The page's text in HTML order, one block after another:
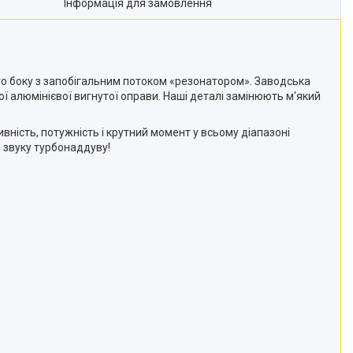
Інформація для замовлення
боку з запобігальним потоком «резонатором». Заводська
вигнутої оправи. Наші деталі замінюють м'який
потужність і крутний момент у всьому діапазоні
турбонаддуву!